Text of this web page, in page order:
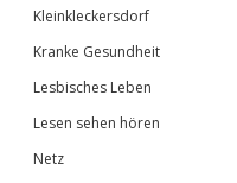
Kleinkleckersdorf
Kranke Gesundheit
Lesbisches Leben
Lesen sehen hören
Netz